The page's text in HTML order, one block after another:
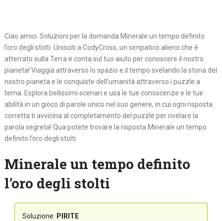
Ciao amici. Soluzioni per la domanda Minerale un tempo definito
l’oro degli stolti. Unisciti a CodyCross, un simpatico alieno che è
atterrato sulla Terra e conta sul tuo aiuto per conoscere il nostro
pianeta! Viaggia attraverso lo spazio e il tempo svelando la storia del
nostro pianeta e le conquiste dell’umanità attraverso i puzzle a
tema. Esplora bellissimi scenari e usa le tue conoscenze e le tue
abilità in un gioco di parole unico nel suo genere, in cui ogni risposta
corretta ti avvicina al completamento del puzzle per rivelare la
parola segreta! Qua potete trovare la risposta Minerale un tempo
definito l’oro degli stolti:
Minerale un tempo definito
l’oro degli stolti
Soluzione: PIRITE